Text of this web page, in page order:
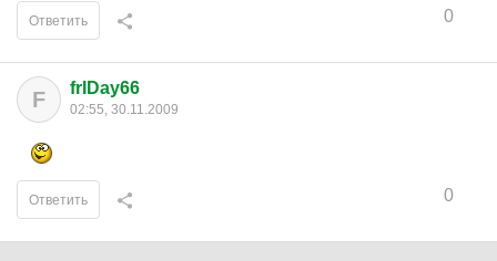
0
Ответить
F frIDay66
02:55, 30.11.2009
0
Ответить